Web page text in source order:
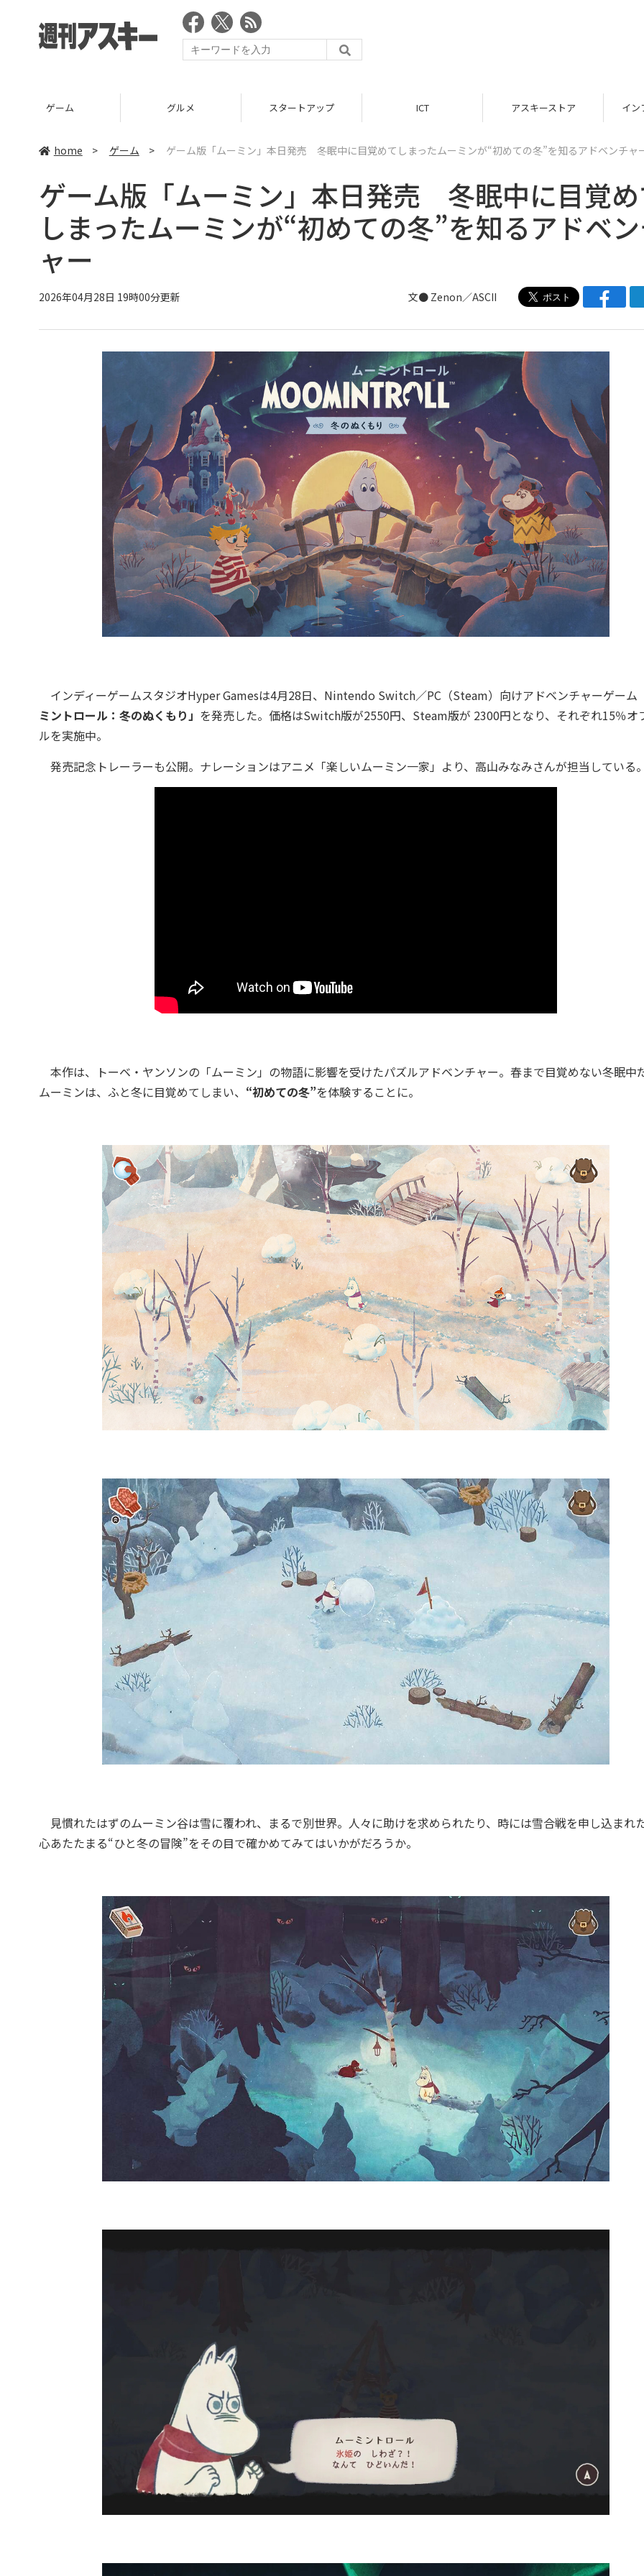
ゲーム グルメ スタートアップ ICT アスキーストア イン
home > ゲーム > ゲーム版「ムーミン」本日発売 冬眠中に目覚めてしまったムーミンが“初めての冬”を知るアドベンチャ
ゲーム版「ムーミン」本日発売 冬眠中に目覚
しまったムーミンが“初めての冬”を知るアドベ
ャー
2026年04月28日 19時00分更新 文● Zenon／ASCII
インディーゲームスタジオHyper Gamesは4月28日、Nintendo Switch／PC（Steam）向けアドベンチャーゲーム
ミントロール：冬のぬくもり」 を発売した。価格はSwitch版が2550円、Steam版が 2300円となり、それぞれ15％オ
ルを実施中。
発売記念トレーラーも公開。ナレーションはアニメ「楽しいムーミン一家」より、高山みなみさんが担当している
本作は、トーベ・ヤンソンの「ムーミン」の物語に影響を受けたパズルアドベンチャー。春まで目覚めない冬眠中
ムーミンは、ふと冬に目覚めてしまい、 “初めての冬”を体験することに。
見慣れたはずのムーミン谷は雪に覆われ、まるで別世界。人々に助けを求められたり、時には雪合戦を申し込まれ
心あたたまる“ひと冬の冒険”をその目で確かめてみてはいかがだろうか。